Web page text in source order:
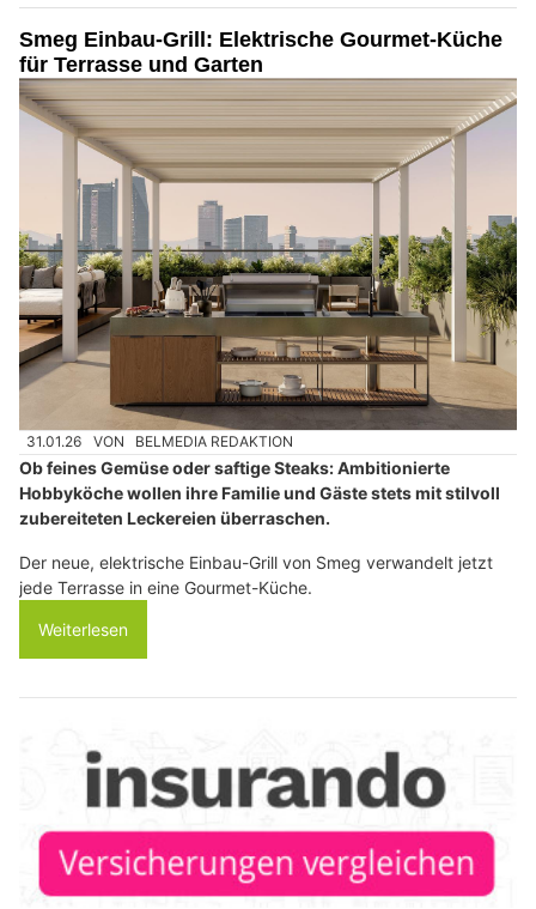
Smeg Einbau-Grill: Elektrische Gourmet-Küche
für Terrasse und Garten
31.01.26 VON BELMEDIA REDAKTION
Ob feines Gemüse oder saftige Steaks: Ambitionierte
Hobbyköche wollen ihre Familie und Gäste stets mit stilvoll
zubereiteten Leckereien überraschen.
Der neue, elektrische Einbau-Grill von Smeg verwandelt jetzt
jede Terrasse in eine Gourmet-Küche.
Weiterlesen